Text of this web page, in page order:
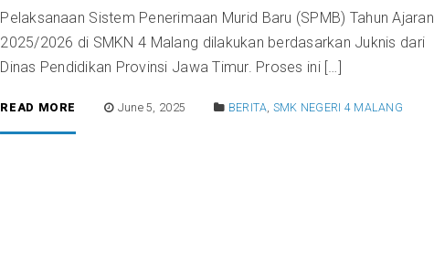
Pelaksanaan Sistem Penerimaan Murid Baru (SPMB) Tahun Ajaran
2025/2026 di SMKN 4 Malang dilakukan berdasarkan Juknis dari
Dinas Pendidikan Provinsi Jawa Timur. Proses ini […]
READ MORE June 5, 2025 BERITA, SMK NEGERI 4 MALANG